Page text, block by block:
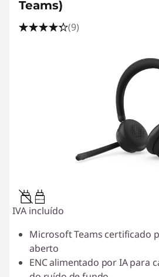
Teams)
(9)
0.95W-3.25W
IVA incluído
Microsoft Teams certificado
aberto
ENC alimentado por IA para